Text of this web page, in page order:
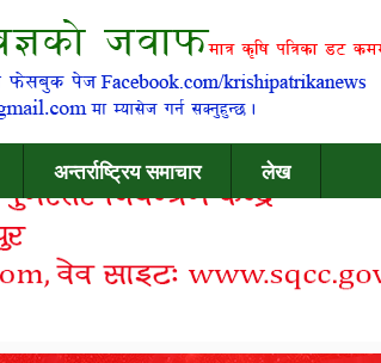
अन्तर्राष्ट्रिय समाचार लेख